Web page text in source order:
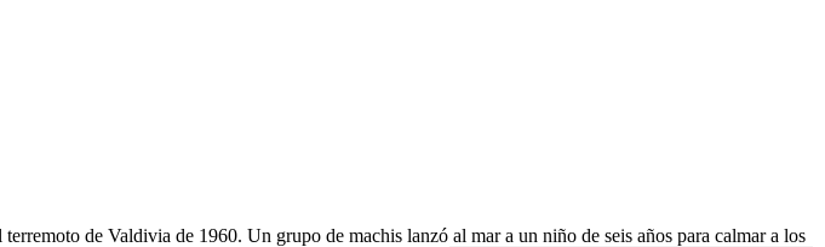
de Valdivia de 1960. Un grupo de machis lanzó al mar a un niño de seis años para calmar a los